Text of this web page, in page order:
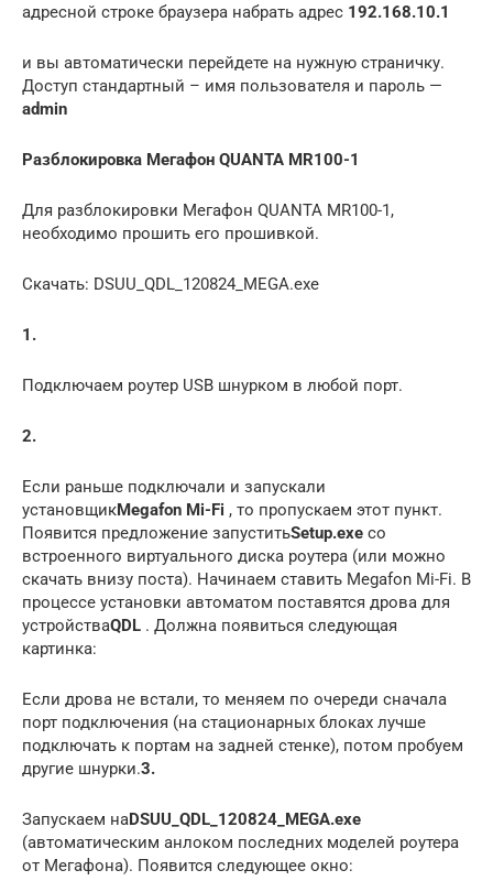
адресной строке браузера набрать адрес 192.168.10.1
и вы автоматически перейдете на нужную страничку.
Доступ стандартный – имя пользователя и пароль —
admin
Разблокировка Мегафон QUANTA MR100-1
Для разблокировки Мегафон QUANTA MR100-1,
необходимо прошить его прошивкой.
Скачать: DSUU_QDL_120824_MEGA.exe
1.
Подключаем роутер USB шнурком в любой порт.
2.
Если раньше подключали и запускали
установщикMegafon Mi-Fi , то пропускаем этот пункт.
Появится предложение запуститьSetup.exe со
встроенного виртуального диска роутера (или можно
скачать внизу поста). Начинаем ставить Megafon Mi-Fi. В
процессе установки автоматом поставятся дрова для
устройстваQDL . Должна появиться следующая
картинка:
Если дрова не встали, то меняем по очереди сначала
порт подключения (на стационарных блоках лучше
подключать к портам на задней стенке), потом пробуем
другие шнурки.3.
Запускаем наDSUU_QDL_120824_MEGA.exe
(автоматическим анлоком последних моделей роутера
от Мегафона). Появится следующее окно: